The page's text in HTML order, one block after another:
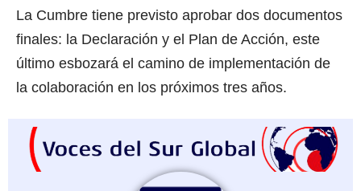
La Cumbre tiene previsto aprobar dos documentos
finales: la Declaración y el Plan de Acción, este
último esbozará el camino de implementación de
la colaboración en los próximos tres años.